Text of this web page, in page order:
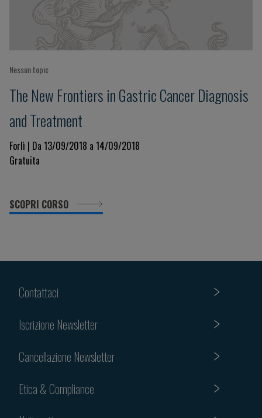
Nessun topic
The New Frontiers in Gastric Cancer Diagnosis
and Treatment
Forlì | Da 13/09/2018 a 14/09/2018
Gratuita
SCOPRI CORSO
Contattaci
Iscrizione Newsletter
Cancellazione Newsletter
Etica & Compliance